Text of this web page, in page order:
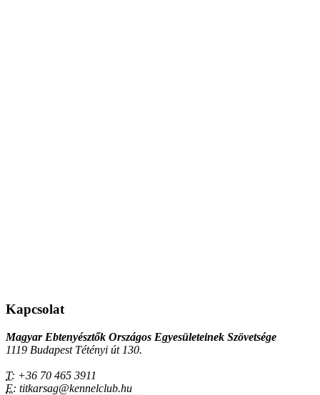
Kapcsolat
Magyar Ebtenyésztők Országos Egyesületeinek Szövetsége
1119 Budapest Tétényi út 130.
T: +36 70 465 3911
E: titkarsag@kennelclub.hu